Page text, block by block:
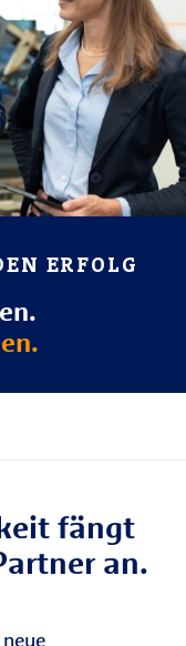
ERFOLG
fängt
an.